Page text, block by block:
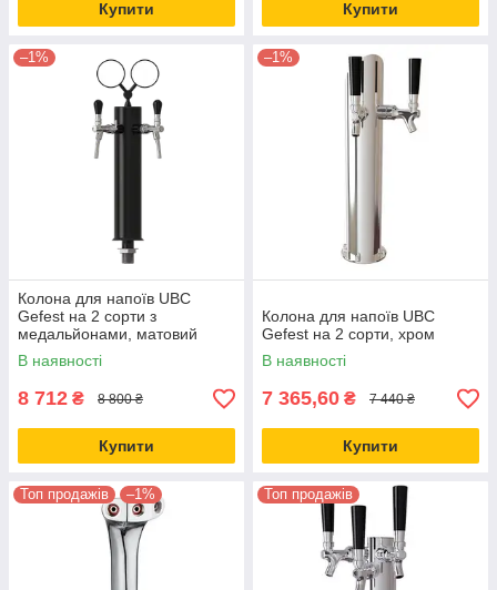
Купити Купити
–1%
Колона для напоїв UBC
Gefest на 2 сорти з
медальйонами, матовий
чорний
В наявності
8 712 ₴ 8 800 ₴
Купити
–1%
Колона для напоїв UBC
Gefest на 2 сорти, хром
В наявності
7 365,60 ₴ 7 440 ₴
Купити
Топ продажів –1% Топ продажів